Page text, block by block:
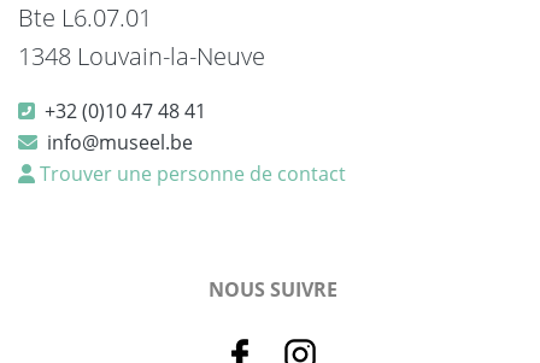
Bte L6.07.01
1348 Louvain-la-Neuve
+32 (0)10 47 48 41
info@museel.be
Trouver une personne de contact
NOUS SUIVRE